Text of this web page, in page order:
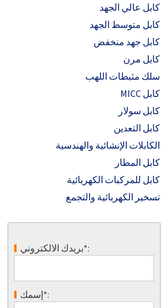
كابل عالي الجهد
كابل متوسط ​​الجهد
كابل جهد منخفض
كابل مرن
سلك مثبطات اللهب
كابل MICC
كابل سولار
كابل التعدين
الكابلات الإنشائية والهندسية
كابل المطار
كابل للمركبات الكهربائية
تسخير الكهربائية والتجمع
بريدك الالكتروني*:
إسمك*: